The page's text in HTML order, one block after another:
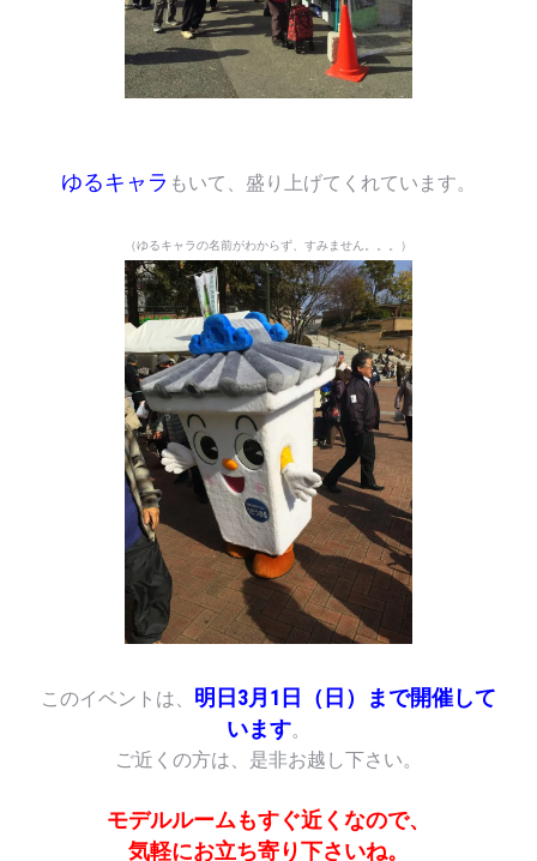
ゆるキャラ もいて、盛り上げてくれています。
（ゆるキャラの名前がわからず、すみません。。。）
このイベントは、 明日3月1日（日）まで開催して
います。
ご近くの方は、是非お越し下さい。
モデルルームもすぐ近くなので、
気軽にお立ち寄り下さいね。